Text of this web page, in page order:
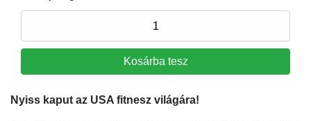
Nyiss kaput az USA fitnesz világára!